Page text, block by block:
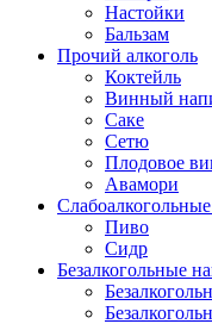
Настойки
Бальзам
Прочий алкоголь
Коктейль
Винный
Саке
Сетю
Плодовое
Авамори
Пиво
Сидр
Безалкогольные